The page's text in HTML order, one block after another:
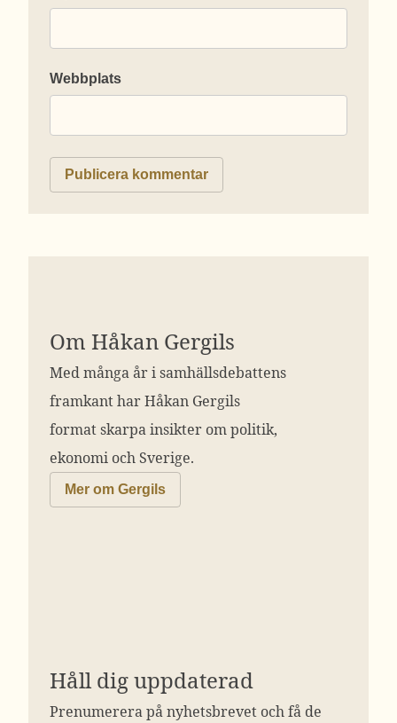
Webbplats
Om Håkan Gergils
Med många år i samhällsdebattens
framkant har Håkan Gergils
format skarpa insikter om politik,
ekonomi och Sverige.
Mer om Gergils
Håll dig uppdaterad
Prenumerera på nyhetsbrevet och få de